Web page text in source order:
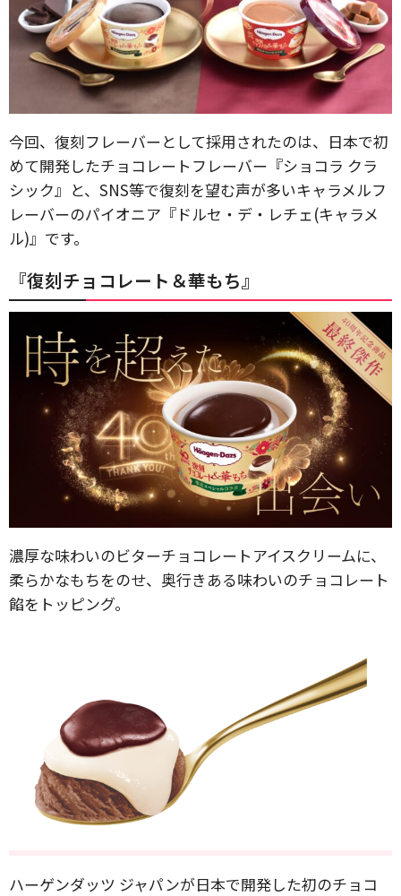
今回、復刻フレーバーとして採用されたのは、日本で初
めて開発したチョコレートフレーバー『ショコラ クラ
シック』と、SNS等で復刻を望む声が多いキャラメルフ
レーバーのパイオニア『ドルセ・デ・レチェ(キャラメ
ル)』です。
『復刻チョコレート＆華もち』
濃厚な味わいのビターチョコレートアイスクリームに、
柔らかなもちをのせ、奥行きある味わいのチョコレート
餡をトッピング。
ハーゲンダッツ ジャパンが日本で開発した初のチョコ